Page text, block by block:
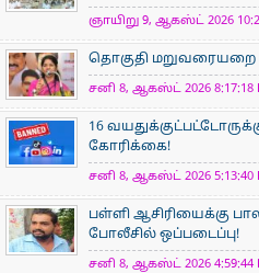
ஞாயிறு 9, ஆகஸ்ட் 2026
தொகுதி மறுவரையறை
சனி 8, ஆகஸ்ட் 2026 8:17:18
16
கோரிக்கை!
சனி 8, ஆகஸ்ட் 2026 5:13:40
பள்ளி ஆசிரியைக்கு
போலீசில் ஒப்படைப்பு!
சனி 8, ஆகஸ்ட் 2026 4:59:44